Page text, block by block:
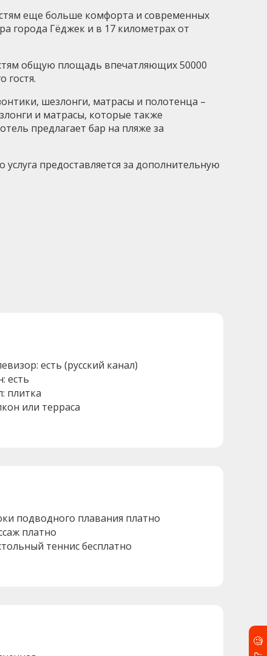
еще больше комфорта и современных
города Гёджек и в 17 километрах от
общую площадь впечатляющих 50000
гостя.
шезлонги, матрасы и полотенца –
и матрасы, которые также
предлагает бар на пляже за
предоставляется за дополнительную
есть (русский канал)
есть
плитка
или терраса
подводного плавания платно
платно
теннис бесплатно
🧐